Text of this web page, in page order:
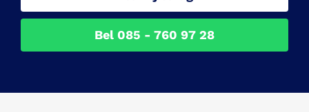
Bel 085 - 760 97 28